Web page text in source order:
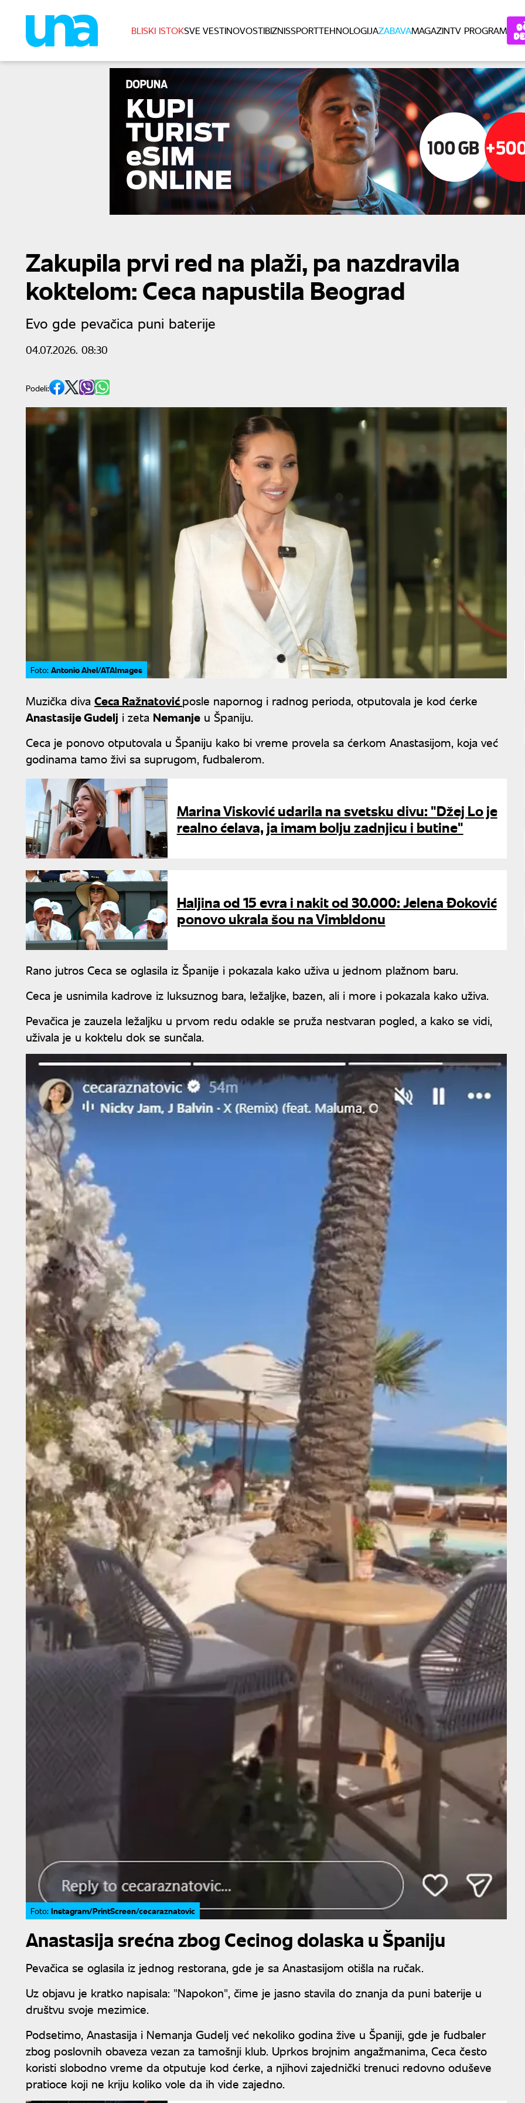
BLISKI ISTOKSVE VESTINOVOSTIBIZNISSPORTTEHNOLOGIJAZABAVAMAGAZINTV PROGRAM
Zakupila prvi red na plaži, pa nazdravila
koktelom: Ceca napustila Beograd
Evo gde pevačica puni baterije
04.07.2026. 08:30
Podeli:
Foto: Antonio Ahel/ATAImages
Muzička diva Ceca Ražnatovićposle napornog i radnog perioda, otputovala je kod ćerke
Anastasije Gudelj i zeta Nemanje u Španiju.
Ceca je ponovo otputovala u Španiju kako bi vreme provela sa ćerkom Anastasijom, koja već
godinama tamo živi sa suprugom, fudbalerom.
Marina Visković udarila na svetsku divu: "Džej Lo je
realno ćelava, ja imam bolju zadnjicu i butine"
Haljina od 15 evra i nakit od 30.000: Jelena Đoković
ponovo ukrala šou na Vimbldonu
Rano jutros Ceca se oglasila iz Španije i pokazala kako uživa u jednom plažnom baru.
Ceca je usnimila kadrove iz luksuznog bara, ležaljke, bazen, ali i more i pokazala kako uživa.
Pevačica je zauzela ležaljku u prvom redu odakle se pruža nestvaran pogled, a kako se vidi,
uživala je u koktelu dok se sunčala.
Foto: Instagram/PrintScreen/cecaraznatovic
Anastasija srećna zbog Cecinog dolaska u Španiju
Pevačica se oglasila iz jednog restorana, gde je sa Anastasijom otišla na ručak.
Uz objavu je kratko napisala: "Napokon", čime je jasno stavila do znanja da puni baterije u
društvu svoje mezimice.
Podsetimo, Anastasija i Nemanja Gudelj već nekoliko godina žive u Španiji, gde je fudbaler
zbog poslovnih obaveza vezan za tamošnji klub. Uprkos brojnim angažmanima, Ceca često
koristi slobodno vreme da otputuje kod ćerke, a njihovi zajednički trenuci redovno oduševe
pratioce koji ne kriju koliko vole da ih vide zajedno.